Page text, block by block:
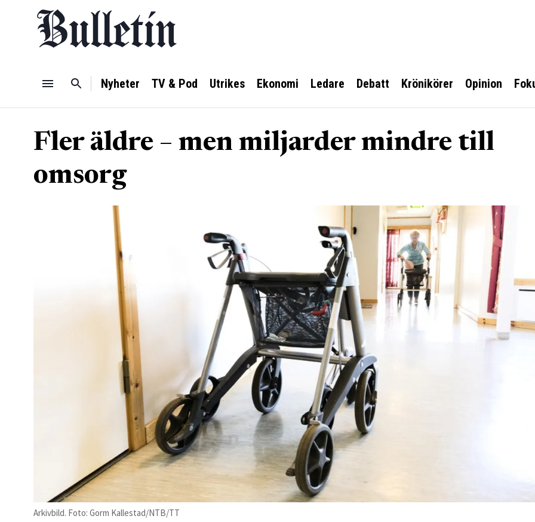
Nyheter TV & Pod Utrikes Ekonomi Ledare Debatt Krönikörer Opinion
Fler äldre – men miljarder mindre till
omsorg
Arkivbild. Foto: Gorm Kallestad/NTB/TT